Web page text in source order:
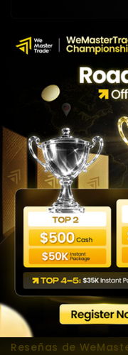
Socio
Reseñas de